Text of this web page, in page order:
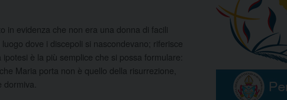
in evidenza che non era una donna di facili
dove i discepoli si nascondevano; riferisce
è la più semplice che si possa formulare:
Maria porta non è quello della risurrezione,